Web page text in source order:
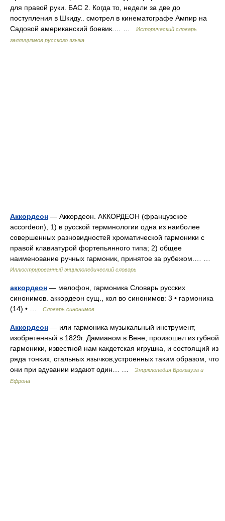
для правой руки. БАС 2. Когда то, недели за две до
поступления в Шкиду.. смотрел в кинематографе Ампир на
Садовой американский боевик.… …
Исторический словарь
галлицизмов русского языка
Аккордеон — Аккордеон. АККОРДЕОН (французское
accordeon), 1) в русской терминологии одна из наиболее
совершенных разновидностей хроматической гармоники с
правой клавиатурой фортепьянного типа; 2) общее
наименование ручных гармоник, принятое за рубежом.… …
Иллюстрированный энциклопедический словарь
аккордеон — мелофон, гармоника Словарь русских
синонимов. аккордеон сущ., кол во синонимов: 3 • гармоника
(14) • …
Словарь синонимов
Аккордеон — или гармоника музыкальный инструмент,
изобретенный в 1829г. Дамианом в Вене; произошел из губной
гармоники, известной нам какдетская игрушка, и состоящий из
ряда тонких, стальных язычков,устроенных таким образом, что
они при вдувании издают один… …
Энциклопедия Брокгауза и
Ефрона